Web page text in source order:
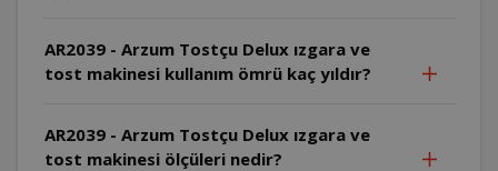
AR2039 - Arzum Tostçu Delux ızgara ve
tost makinesi kullanım ömrü kaç yıldır?
AR2039 - Arzum Tostçu Delux ızgara ve
tost makinesi ölçüleri nedir?